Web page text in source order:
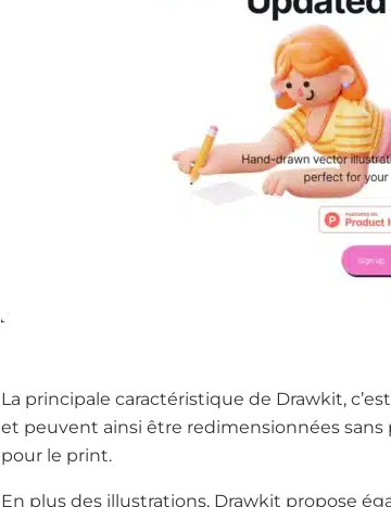
La principale caractéristique de Drawkit,
et peuvent ainsi être redimensionnées sans
pour le print.
En plus des illustrations, Drawkit propose